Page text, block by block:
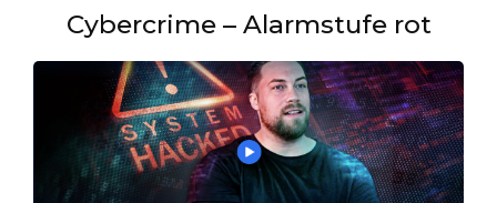
Cybercrime – Alarmstufe rot